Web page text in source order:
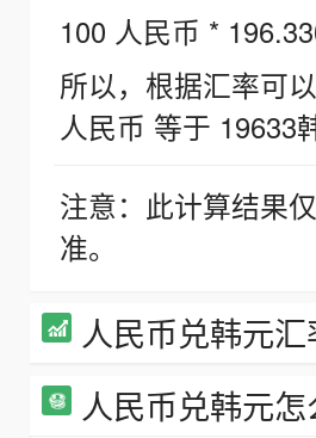
100 人民币 *
所以，根据汇率可
人民币 等于 19633
注意：此计算结果
准。
人民币兑韩元
人民币兑韩元怎